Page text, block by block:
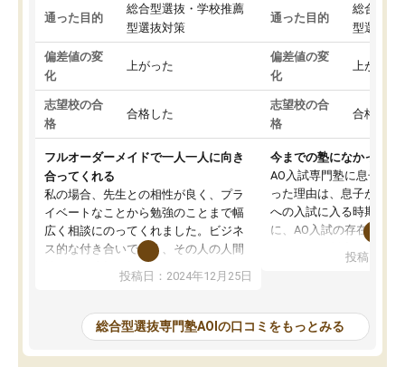
通った目的
総合型選抜・学校推薦
型選抜対策
偏差値の変
化
上がった
志望校の合
格
合格した
フルオーダーメイドで一人一人に向き
合ってくれる
私の場合、先生との相性が良く、プラ
イベートなことから勉強のことまで幅
広く相談にのってくれました。ビジネ
ス的な付き合いでなく、その人の人間
性までを適切に把握し、むきあってい
るなぁと強く感じることできました。
と相談すると、他の先生も紹介してく
ださり、客観的なアドバイスもいただ
くことができました（志望理由・自己
投稿日：2024年12月25日
通った目的
総合型選
型選抜対
偏差値の変
化
上がった
志望校の合
格
合格した
今までの塾になかった
AO入試専門塾に息子を
った理由は、息子が高校
への入試に入る時期に差
に、AO入試の存在を息
たことから、AOIに入塾
で、AO入試を改めて知
それに対しての具体的な
ことでした。更に子供の
投稿日：
総合型選抜専門塾AOIの口コミをもっとみる